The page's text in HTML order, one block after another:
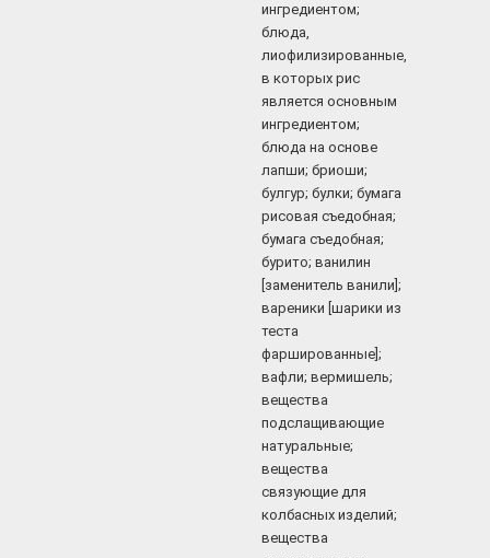
ингредиентом;
блюда,
лиофилизированные,
в которых рис
является основным
ингредиентом;
блюда на основе
лапши; бриоши;
булгур; булки; бумага
рисовая съедобная;
бумага съедобная;
бурито; ванилин
[заменитель ванили];
вареники [шарики из
теста
фаршированные];
вафли; вермишель;
вещества
подслащивающие
натуральные;
вещества
связующие для
колбасных изделий;
вещества